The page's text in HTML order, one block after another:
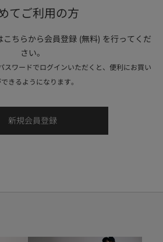
てご利用の方
ちらから会員登録 (無料) を行ってくだ
さい。
スワードでログインいただくと、便利にお買い
きるようになります。